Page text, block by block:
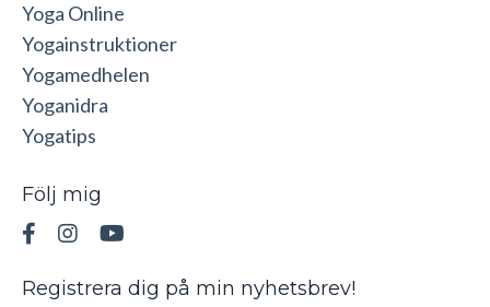
Yoga Online
Yogainstruktioner
Yogamedhelen
Yoganidra
Yogatips
Följ mig
Registrera dig på min nyhetsbrev!